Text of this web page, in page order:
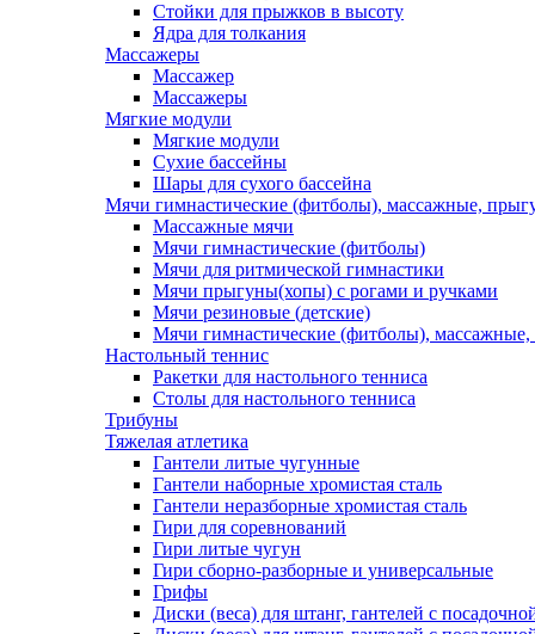
Стойки для прыжков в высоту
Ядра для толкания
Массажеры
Массажер
Массажеры
Мягкие модули
Мягкие модули
Сухие бассейны
Шары для сухого бассейна
Мячи гимнастические (фитболы), массажные,
Массажные мячи
Мячи гимнастические (фитболы)
Мячи для ритмической гимнастики
Мячи прыгуны(хопы) с рогами и ручками
Мячи резиновые (детские)
Мячи гимнастические (фитболы),
Настольный теннис
Ракетки для настольного тенниса
Столы для настольного тенниса
Трибуны
Тяжелая атлетика
Гантели литые чугунные
Гантели наборные хромистая сталь
Гантели неразборные хромистая сталь
Гири для соревнований
Гири литые чугун
Гири сборно-разборные и универсальные
Грифы
Диски (веса) для штанг, гантелей с